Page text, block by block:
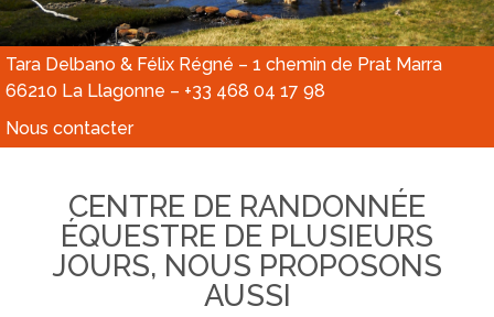
Tara Delbano & Félix Régné – 1 chemin de Prat Marra
66210 La Llagonne – +33 468 04 17 98
Nous contacter
CENTRE DE RANDONNÉE
ÉQUESTRE DE PLUSIEURS
JOURS, NOUS PROPOSONS
AUSSI